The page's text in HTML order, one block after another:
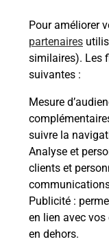
Pour améliorer
partenaires
similaires). Les
suivantes :
Mesure
suivre la
Analyse et
clients et
Publicité :
en lien avec vos
en dehors.
16 Route De La
38110 Dolomieu
Boîte aux
Prochaine
7 Rue De La
38110 Dolomieu
Le lien s'ouvre dans